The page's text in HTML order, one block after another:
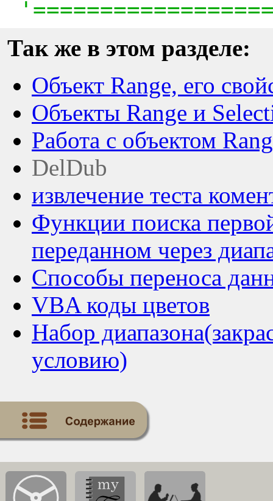
Так же в этом разделе:
Объект Range, его
Объекты Range и
Работа с объектом
DelDub
извлечение теста
Функции поиска
переданном через
Способы переноса
VBA коды цветов
Набор
условию)